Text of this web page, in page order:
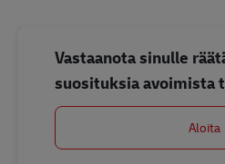
Vastaanota sinulle
suosituksia avoimista
Aloita